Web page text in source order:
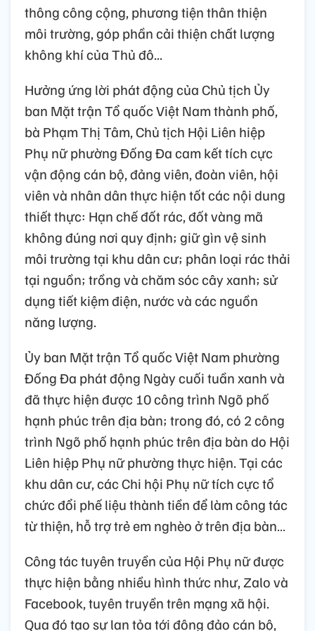
thông công cộng, phương tiện thân thiện
môi trường, góp phần cải thiện chất lượng
không khí của Thủ đô...
Hưởng ứng lời phát động của Chủ tịch Ủy
ban Mặt trận Tổ quốc Việt Nam thành phố,
bà Phạm Thị Tâm, Chủ tịch Hội Liên hiệp
Phụ nữ phường Đống Đa cam kết tích cực
vận động cán bộ, đảng viên, đoàn viên, hội
viên và nhân dân thực hiện tốt các nội dung
thiết thực: Hạn chế đốt rác, đốt vàng mã
không đúng nơi quy định; giữ gìn vệ sinh
môi trường tại khu dân cư; phân loại rác thải
tại nguồn; trồng và chăm sóc cây xanh; sử
dụng tiết kiệm điện, nước và các nguồn
năng lượng.
Ủy ban Mặt trận Tổ quốc Việt Nam phường
Đống Đa phát động Ngày cuối tuần xanh và
đã thực hiện được 10 công trình Ngõ phố
hạnh phúc trên địa bàn; trong đó, có 2 công
trình Ngõ phố hạnh phúc trên địa bàn do Hội
Liên hiệp Phụ nữ phường thực hiện. Tại các
khu dân cư, các Chi hội Phụ nữ tích cực tổ
chức đổi phế liệu thành tiền để làm công tác
từ thiện, hỗ trợ trẻ em nghèo ở trên địa bàn…
Công tác tuyên truyền của Hội Phụ nữ được
thực hiện bằng nhiều hình thức như, Zalo và
Facebook, tuyên truyền trên mạng xã hội.
Qua đó tạo sự lan tỏa tới đông đảo cán bộ,